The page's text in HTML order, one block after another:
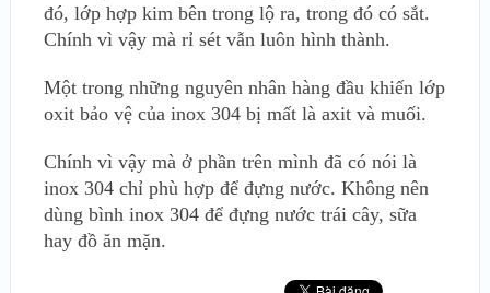
đó, lớp hợp kim bên trong lộ ra, trong đó có sắt.
Chính vì vậy mà rỉ sét vẫn luôn hình thành.
Một trong những nguyên nhân hàng đầu khiến lớp
oxit bảo vệ của inox 304 bị mất là axit và muối.
Chính vì vậy mà ở phần trên mình đã có nói là
inox 304 chỉ phù hợp để đựng nước. Không nên
dùng bình inox 304 để đựng nước trái cây, sữa
hay đồ ăn mặn.